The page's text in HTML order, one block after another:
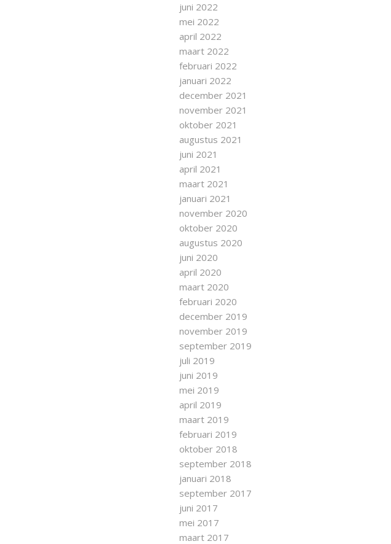
juni 2022
mei 2022
april 2022
maart 2022
februari 2022
januari 2022
december 2021
november 2021
oktober 2021
augustus 2021
juni 2021
april 2021
maart 2021
januari 2021
november 2020
oktober 2020
augustus 2020
juni 2020
april 2020
maart 2020
februari 2020
december 2019
november 2019
september 2019
juli 2019
juni 2019
mei 2019
april 2019
maart 2019
februari 2019
oktober 2018
september 2018
januari 2018
september 2017
juni 2017
mei 2017
maart 2017